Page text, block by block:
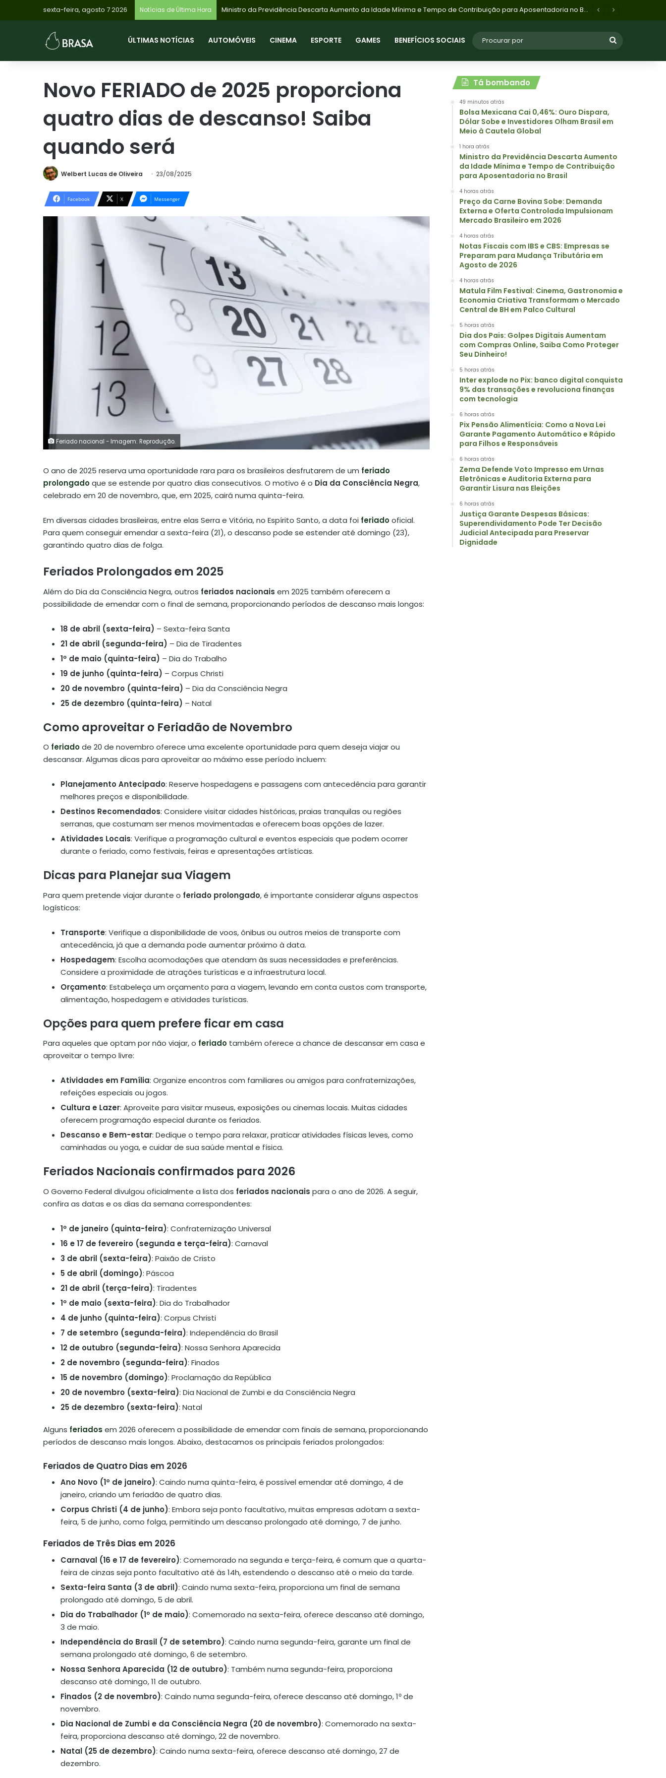
sexta-feira, agosto 7 2026 Notícias de Última Hora Preço da Carne Bovina Sobe: Demanda Externa e Oferta Controlada Impulsionam Mercado Brasileiro em 2026
ÚLTIMAS NOTÍCIAS AUTOMÓVEIS CINEMA ESPORTE GAMES BENEFÍCIOS SOCIAIS
Novo FERIADO de 2025 proporciona
quatro dias de descanso! Saiba
quando será
Welbert Lucas de Oliveira 23/08/2025
Facebook X Messenger
Feriado nacional - Imagem: Reprodução.
O ano de 2025 reserva uma oportunidade rara para os brasileiros desfrutarem de um feriado
prolongadoque se estende por quatro dias consecutivos. O motivo é o Dia da Consciência Negra,
celebrado em 20 de novembro, que, em 2025, cairá numa quinta-feira.
Em diversas cidades brasileiras, entre elas Serra e Vitória, no Espírito Santo, a data foi feriadooficial.
Para quem conseguir emendar a sexta-feira (21), o descanso pode se estender até domingo (23),
garantindo quatro dias de folga.
Feriados Prolongados em 2025
Além do Dia da Consciência Negra, outros feriados nacionais em 2025 também oferecem a
possibilidade de emendar com o final de semana, proporcionando períodos de descanso mais longos:
18 de abril (sexta-feira) – Sexta-feira Santa
21 de abril (segunda-feira) – Dia de Tiradentes
1º de maio (quinta-feira) – Dia do Trabalho
19 de junho (quinta-feira) – Corpus Christi
20 de novembro (quinta-feira) – Dia da Consciência Negra
25 de dezembro (quinta-feira) – Natal
Como aproveitar o Feriadão de Novembro
O feriadode 20 de novembro oferece uma excelente oportunidade para quem deseja viajar ou
descansar. Algumas dicas para aproveitar ao máximo esse período incluem:
Planejamento Antecipado: Reserve hospedagens e passagens com antecedência para garantir
melhores preços e disponibilidade.
Destinos Recomendados: Considere visitar cidades históricas, praias tranquilas ou regiões
serranas, que costumam ser menos movimentadas e oferecem boas opções de lazer.
Atividades Locais: Verifique a programação cultural e eventos especiais que podem ocorrer
durante o feriado, como festivais, feiras e apresentações artísticas.
Dicas para Planejar sua Viagem
Para quem pretende viajar durante o feriado prolongado, é importante considerar alguns aspectos
logísticos:
Transporte: Verifique a disponibilidade de voos, ônibus ou outros meios de transporte com
antecedência, já que a demanda pode aumentar próximo à data.
Hospedagem: Escolha acomodações que atendam às suas necessidades e preferências.
Considere a proximidade de atrações turísticas e a infraestrutura local.
Orçamento: Estabeleça um orçamento para a viagem, levando em conta custos com transporte,
alimentação, hospedagem e atividades turísticas.
Opções para quem prefere ficar em casa
Para aqueles que optam por não viajar, o feriado também oferece a chance de descansar em casa e
aproveitar o tempo livre:
Atividades em Família: Organize encontros com familiares ou amigos para confraternizações,
refeições especiais ou jogos.
Cultura e Lazer: Aproveite para visitar museus, exposições ou cinemas locais. Muitas cidades
oferecem programação especial durante os feriados.
Descanso e Bem-estar: Dedique o tempo para relaxar, praticar atividades físicas leves, como
caminhadas ou yoga, e cuidar de sua saúde mental e física.
Feriados Nacionais confirmados para 2026
O Governo Federal divulgou oficialmente a lista dos feriados nacionais para o ano de 2026. A seguir,
confira as datas e os dias da semana correspondentes:
1º de janeiro (quinta-feira): Confraternização Universal
16 e 17 de fevereiro (segunda e terça-feira): Carnaval
3 de abril (sexta-feira): Paixão de Cristo
5 de abril (domingo): Páscoa
21 de abril (terça-feira): Tiradentes
1º de maio (sexta-feira): Dia do Trabalhador
4 de junho (quinta-feira): Corpus Christi
7 de setembro (segunda-feira): Independência do Brasil
12 de outubro (segunda-feira): Nossa Senhora Aparecida
2 de novembro (segunda-feira): Finados
15 de novembro (domingo): Proclamação da República
20 de novembro (sexta-feira): Dia Nacional de Zumbi e da Consciência Negra
25 de dezembro (sexta-feira): Natal
Alguns feriados em 2026 oferecem a possibilidade de emendar com finais de semana, proporcionando
períodos de descanso mais longos. Abaixo, destacamos os principais feriados prolongados:
Feriados de Quatro Dias em 2026
Ano Novo (1º de janeiro): Caindo numa quinta-feira, é possível emendar até domingo, 4 de
janeiro, criando um feriadão de quatro dias.
Corpus Christi (4 de junho): Embora seja ponto facultativo, muitas empresas adotam a sexta-
feira, 5 de junho, como folga, permitindo um descanso prolongado até domingo, 7 de junho.
Feriados de Três Dias em 2026
Carnaval (16 e 17 de fevereiro): Comemorado na segunda e terça-feira, é comum que a quarta-
feira de cinzas seja ponto facultativo até às 14h, estendendo o descanso até o meio da tarde.
Sexta-feira Santa (3 de abril): Caindo numa sexta-feira, proporciona um final de semana
prolongado até domingo, 5 de abril.
Dia do Trabalhador (1º de maio): Comemorado na sexta-feira, oferece descanso até domingo,
3 de maio.
Independência do Brasil (7 de setembro): Caindo numa segunda-feira, garante um final de
semana prolongado até domingo, 6 de setembro.
Nossa Senhora Aparecida (12 de outubro): Também numa segunda-feira, proporciona
descanso até domingo, 11 de outubro.
Finados (2 de novembro): Caindo numa segunda-feira, oferece descanso até domingo, 1º de
novembro.
Dia Nacional de Zumbi e da Consciência Negra (20 de novembro): Comemorado na sexta-
feira, proporciona descanso até domingo, 22 de novembro.
Natal (25 de dezembro): Caindo numa sexta-feira, oferece descanso até domingo, 27 de
dezembro.
Tá bombando
49 minutos atrás
Bolsa Mexicana Cai 0,46%: Ouro Dispara,
Dólar Sobe e Investidores Olham Brasil em
Meio à Cautela Global
1 hora atrás
Ministro da Previdência Descarta Aumento
da Idade Mínima e Tempo de Contribuição
para Aposentadoria no Brasil
4 horas atrás
Preço da Carne Bovina Sobe: Demanda
Externa e Oferta Controlada Impulsionam
Mercado Brasileiro em 2026
4 horas atrás
Notas Fiscais com IBS e CBS: Empresas se
Preparam para Mudança Tributária em
Agosto de 2026
4 horas atrás
Matula Film Festival: Cinema, Gastronomia e
Economia Criativa Transformam o Mercado
Central de BH em Palco Cultural
5 horas atrás
Dia dos Pais: Golpes Digitais Aumentam
com Compras Online, Saiba Como Proteger
Seu Dinheiro!
5 horas atrás
Inter explode no Pix: banco digital conquista
9% das transações e revoluciona finanças
com tecnologia
6 horas atrás
Pix Pensão Alimentícia: Como a Nova Lei
Garante Pagamento Automático e Rápido
para Filhos e Responsáveis
6 horas atrás
Zema Defende Voto Impresso em Urnas
Eletrônicas e Auditoria Externa para
Garantir Lisura nas Eleições
6 horas atrás
Justiça Garante Despesas Básicas:
Superendividamento Pode Ter Decisão
Judicial Antecipada para Preservar
Dignidade